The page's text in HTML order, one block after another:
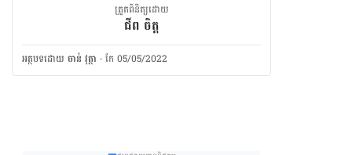
ត្រួតពិនិត្យដោយ
ជីព ចិត្ត
អត្ថបទ​ដោយ ចាន់ វុត្ថា ·កែ 05/05/2022